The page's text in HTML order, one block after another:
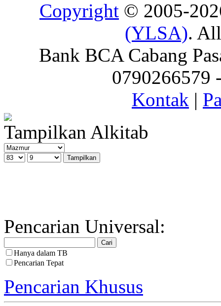
Copyright © 2005-
(YLSA).
Bank BCA Cabang
0790266579
Kontak |
Tampilkan Alkitab
Pencarian Universal:
Hanya dalam TB
Pencarian Tepat
Pencarian Khusus